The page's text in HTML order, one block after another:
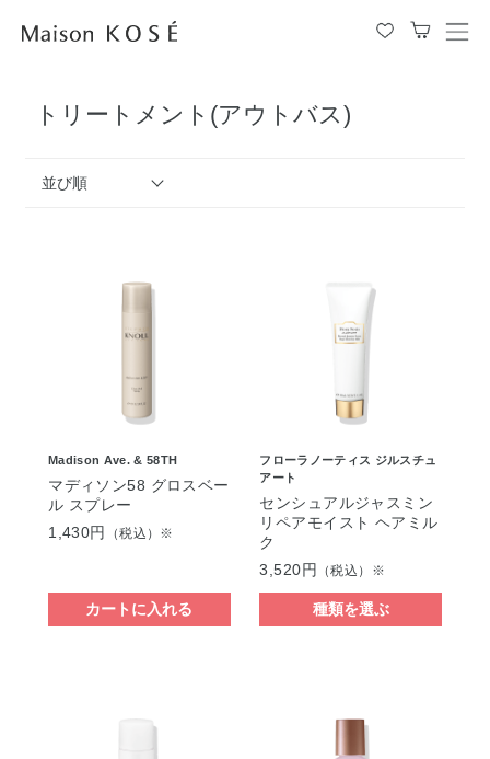
メ
トリートメント(アウトバス)
並び順
Madison Ave. & 58TH
マディソン58 グロスベー
ル スプレー
1,430円
（税込）※
カートに入れる
フローラノーティス ジルスチュ
アート
センシュアルジャスミン
リペアモイスト ヘアミル
ク
3,520円
（税込）※
種類を選ぶ